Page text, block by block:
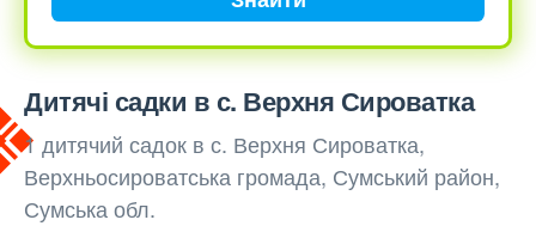
Дитячі садки в с. Верхня Сироватка
1 дитячий садок в с. Верхня Сироватка,
Верхньосироватська громада, Сумський район,
Сумська обл.